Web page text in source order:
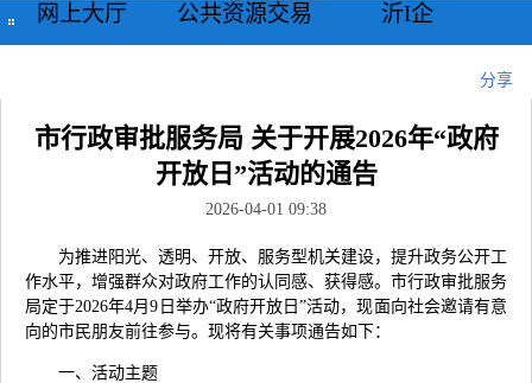
网上大厅 公共资源交易 沂I企
分享
市行政审批服务局 关于开展2026年“政府
开放日”活动的通告
2026-04-01 09:38
为推进阳光、透明、开放、服务型机关建设，提升政务公开工
作水平，增强群众对政府工作的认同感、获得感。市行政审批服务
局定于2026年4月9日举办“政府开放日”活动，现面向社会邀请有意
向的市民朋友前往参与。现将有关事项通告如下：
一、活动主题